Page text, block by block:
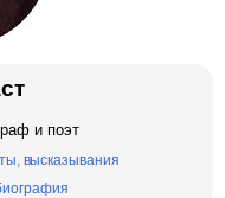
и поэт
высказывания